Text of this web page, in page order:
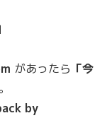
があったら 「今
by